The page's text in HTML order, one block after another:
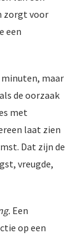
zorgt voor
een
minuten, maar
de oorzaak
met
laat zien
Dat zijn de
vreugde,
Een
op een